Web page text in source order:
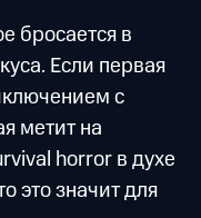
бросается в
Если первая
с
метит на
horror в духе
это значит для